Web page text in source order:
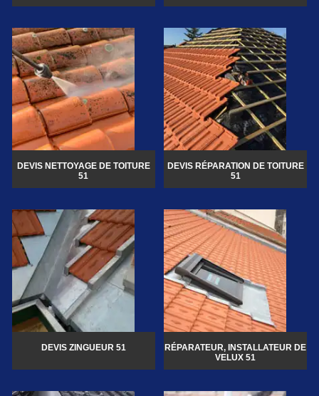
DEVIS NETTOYAGE DE TOITURE
51
DEVIS RÉPARATION DE TOITURE
51
DEVIS ZINGUEUR 51
RÉPARATEUR, INSTALLATEUR DE
VELUX 51